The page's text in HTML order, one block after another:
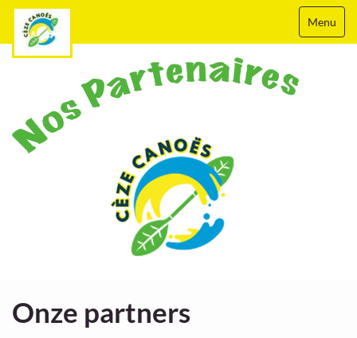
Menu
Onze partners